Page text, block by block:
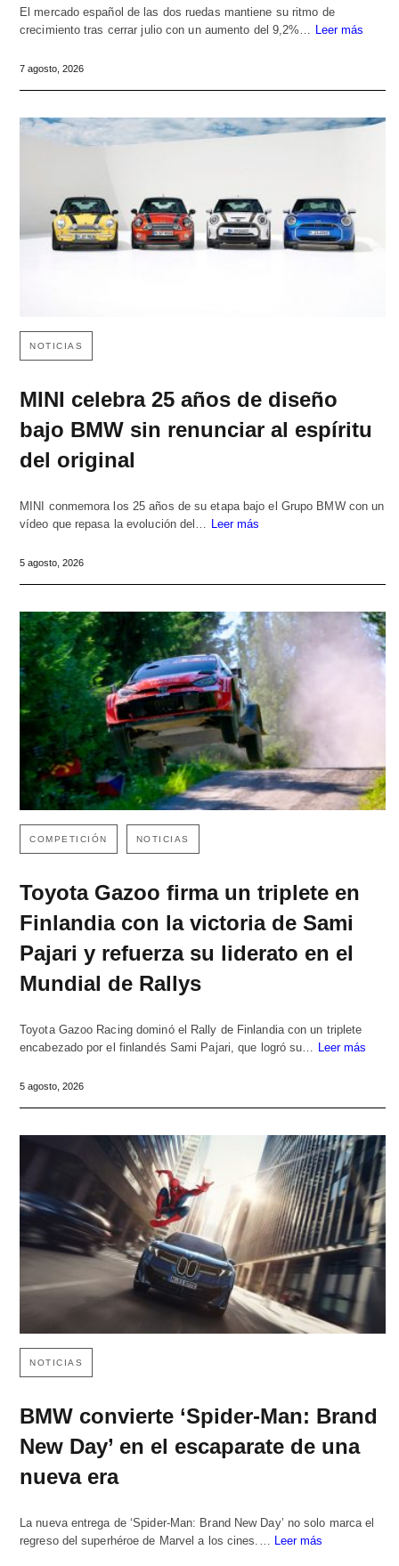
El mercado español de las dos ruedas mantiene su ritmo de
crecimiento tras cerrar julio con un aumento del 9,2%… Leer más
7 agosto, 2026
NOTICIAS
MINI celebra 25 años de diseño
bajo BMW sin renunciar al espíritu
del original
MINI conmemora los 25 años de su etapa bajo el Grupo BMW con un
vídeo que repasa la evolución del… Leer más
5 agosto, 2026
COMPETICIÓN NOTICIAS
Toyota Gazoo firma un triplete en
Finlandia con la victoria de Sami
Pajari y refuerza su liderato en el
Mundial de Rallys
Toyota Gazoo Racing dominó el Rally de Finlandia con un triplete
encabezado por el finlandés Sami Pajari, que logró su… Leer más
5 agosto, 2026
NOTICIAS
BMW convierte ‘Spider-Man: Brand
New Day’ en el escaparate de una
nueva era
La nueva entrega de ‘Spider-Man: Brand New Day’ no solo marca el
regreso del superhéroe de Marvel a los cines.… Leer más